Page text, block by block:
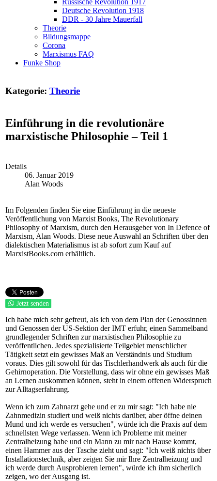
Russische Revolution 1917
Deutsche Revolution 1918
DDR - 30 Jahre Mauerfall
Theorie
Bildungsmappe
Corona
Marxismus FAQ
Funke Shop
Kategorie: Theorie
Einführung in die revolutionäre
marxistische Philosophie – Teil 1
Details
06. Januar 2019
Alan Woods
Im Folgenden finden Sie eine Einführung in die neueste
Veröffentlichung von Marxist Books, The Revolutionary
Philosophy of Marxism, durch den Herausgeber von In Defence of
Marxism, Alan Woods. Diese neue Auswahl an Schriften über den
dialektischen Materialismus ist ab sofort zum Kauf auf
MarxistBooks.com erhältlich.
Jetzt senden
Ich habe mich sehr gefreut, als ich von dem Plan der Genossinnen
und Genossen der US-Sektion der IMT erfuhr, einen Sammelband
grundlegender Schriften zur marxistischen Philosophie zu
veröffentlichen. Jedes spezialisierte Teilgebiet menschlicher
Tätigkeit setzt ein gewisses Maß an Verständnis und Studium
voraus. Dies gilt sowohl für das Tischlerhandwerk als auch für die
Gehirnoperation. Die Vorstellung, dass wir ohne ein gewisses Maß
an Lernen auskommen können, steht in einem offenen Widerspruch
zur Alltagserfahrung.
Wenn ich zum Zahnarzt gehe und er zu mir sagt: "Ich habe nie
Zahnmedizin studiert und weiß nichts darüber, aber öffne deinen
Mund und ich werde es versuchen", würde ich die Praxis auf dem
schnellsten Wege verlassen. Wenn ich Probleme mit meiner
Zentralheizung habe und ein Mann zu mir nach Hause kommt,
einen Hammer aus der Tasche zieht und sagt: "Ich weiß nichts über
Installationstechnik, aber zeigen Sie mir Ihre Zentralheizung und
ich werde durch Ausprobieren lernen", würde ich ihm sicherlich
zeigen, wo der Ausgang ist.